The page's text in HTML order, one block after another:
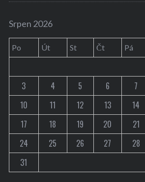
Srpen 2026
Po Út St Čt Pá
3
4 5 6 7
10
11 12 13 14
17
18 19 20 21
24
25 26 27 28
31